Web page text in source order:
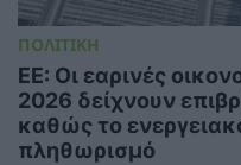
ΠΟΛΙΤΙΚΗ
ΕΕ: Οι εαρινές
2026 δείχνουν
καθώς το
πληθωρισμό